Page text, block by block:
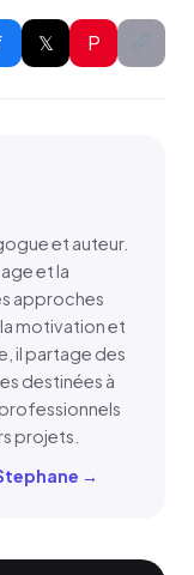
𝕏 P
et auteur.
et la
approches
motivation et
il partage des
destinées à
projets.
→